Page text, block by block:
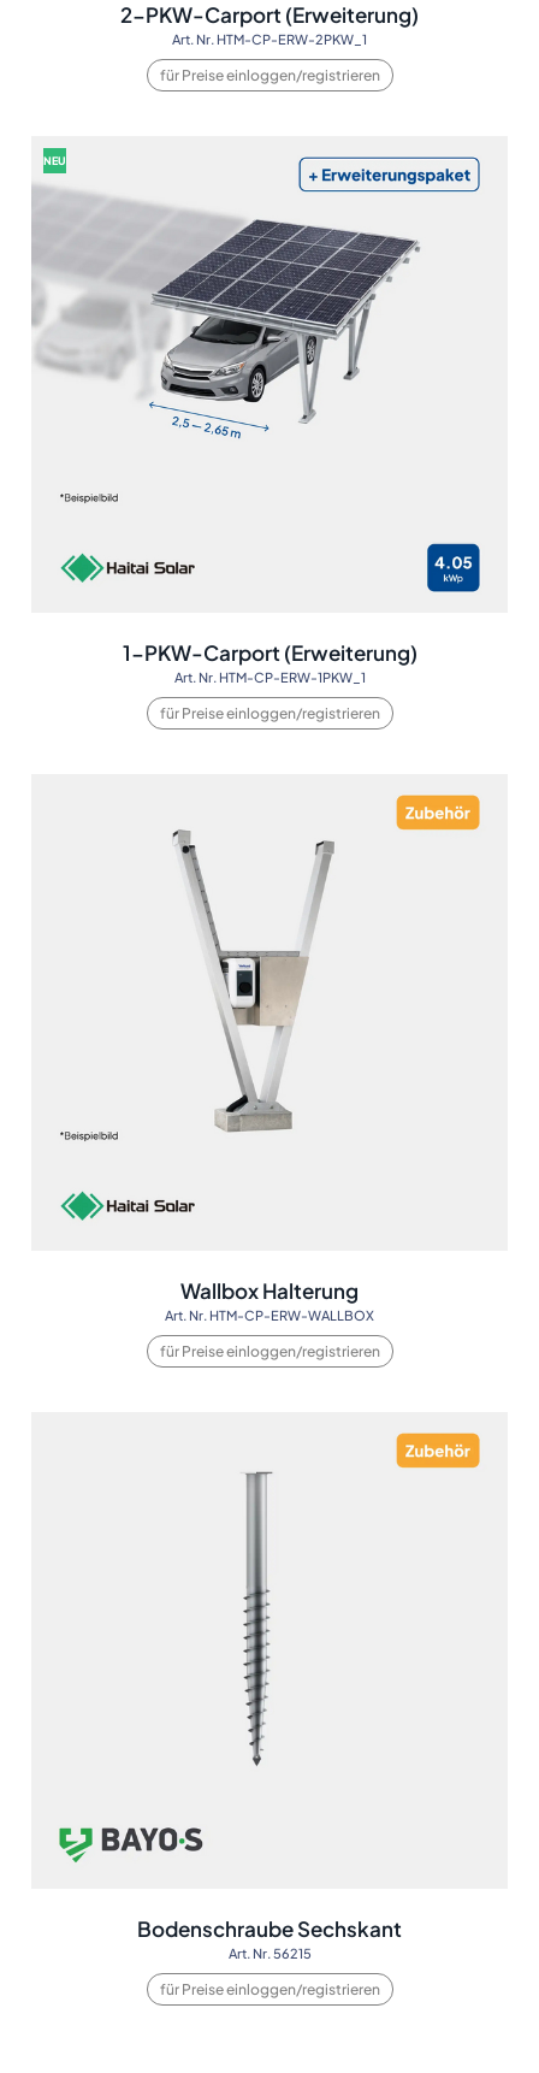
2-PKW-Carport (Erweiterung)
Art. Nr. HTM-CP-ERW-2PKW_1
für Preise einloggen/registrieren
NEU
1-PKW-Carport (Erweiterung)
Art. Nr. HTM-CP-ERW-1PKW_1
für Preise einloggen/registrieren
Wallbox Halterung
Art. Nr. HTM-CP-ERW-WALLBOX
für Preise einloggen/registrieren
Bodenschraube Sechskant
Art. Nr. 56215
für Preise einloggen/registrieren